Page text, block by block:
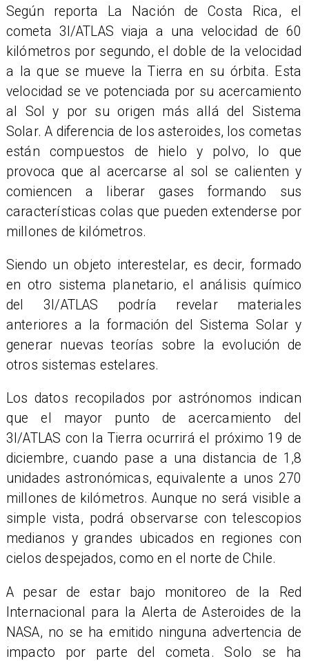
Según reporta La Nación de Costa Rica, el
cometa 3I/ATLAS viaja a una velocidad de 60
kilómetros por segundo, el doble de la velocidad
a la que se mueve la Tierra en su órbita. Esta
velocidad se ve potenciada por su acercamiento
al Sol y por su origen más allá del Sistema
Solar. A diferencia de los asteroides, los cometas
están compuestos de hielo y polvo, lo que
provoca que al acercarse al sol se calienten y
comiencen a liberar gases formando sus
características colas que pueden extenderse por
millones de kilómetros.
Siendo un objeto interestelar, es decir, formado
en otro sistema planetario, el análisis químico
del 3I/ATLAS podría revelar materiales
anteriores a la formación del Sistema Solar y
generar nuevas teorías sobre la evolución de
otros sistemas estelares.
Los datos recopilados por astrónomos indican
que el mayor punto de acercamiento del
3I/ATLAS con la Tierra ocurrirá el próximo 19 de
diciembre, cuando pase a una distancia de 1,8
unidades astronómicas, equivalente a unos 270
millones de kilómetros. Aunque no será visible a
simple vista, podrá observarse con telescopios
medianos y grandes ubicados en regiones con
cielos despejados, como en el norte de Chile.
A pesar de estar bajo monitoreo de la Red
Internacional para la Alerta de Asteroides de la
NASA, no se ha emitido ninguna advertencia de
impacto por parte del cometa. Solo se ha